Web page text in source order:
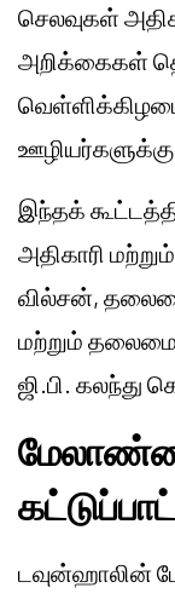
செலவுகள்
அறிக்கைகள்
ஊழியர்களுக்கு
இந்தக்
அதிகாரி
வில்சன்,
மற்றும் தலைமை
ஜி.பி.
டவுன்ஹாலின்